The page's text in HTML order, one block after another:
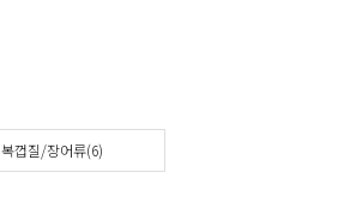
복껍질/장어류(6)